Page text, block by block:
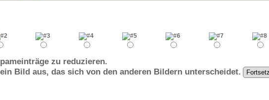
zu reduzieren.
Bild aus, das sich von den anderen Bildern unterscheidet.